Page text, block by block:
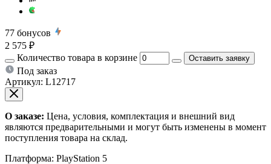
77 бонусов
2 575 ₽
Количество товара в корзине
Оставить заявку
Под заказ
Артикул: L12717
О заказе: Цена, условия, комплектация и внешний вид
являются предварительными и могут быть изменены в момент
поступления товара на склад.
Платформа: PlayStation 5